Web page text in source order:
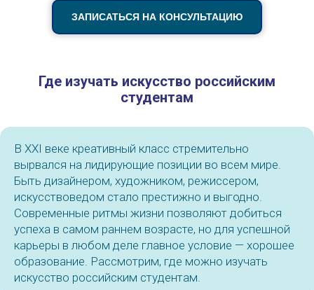
ЗАПИСАТЬСЯ НА КОНСУЛЬТАЦИЮ
Где изучать искусство российским
студентам
В XXI веке креативный класс стремительно
вырвался на лидирующие позиции во всем мире.
Быть дизайнером, художником, режиссером,
искусствоведом стало престижно и выгодно.
Современные ритмы жизни позволяют добиться
успеха в самом раннем возрасте, но для успешной
карьеры в любом деле главное условие — хорошее
образование. Рассмотрим, где можно изучать
искусство российским студентам.